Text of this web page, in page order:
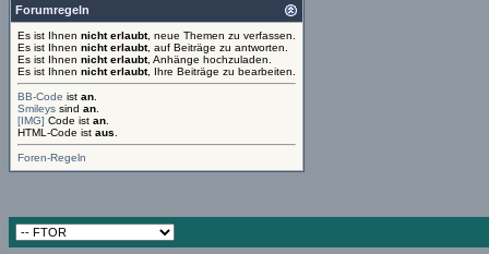
Forumregeln
Es ist Ihnen nicht erlaubt, neue Themen zu verfassen.
Es ist Ihnen nicht erlaubt, auf Beiträge zu antworten.
Es ist Ihnen nicht erlaubt, Anhänge hochzuladen.
Es ist Ihnen nicht erlaubt, Ihre Beiträge zu bearbeiten.
BB-Code ist an
Smileys sind an
[IMG] Code ist an
HTML-Code ist aus
Foren-Regeln